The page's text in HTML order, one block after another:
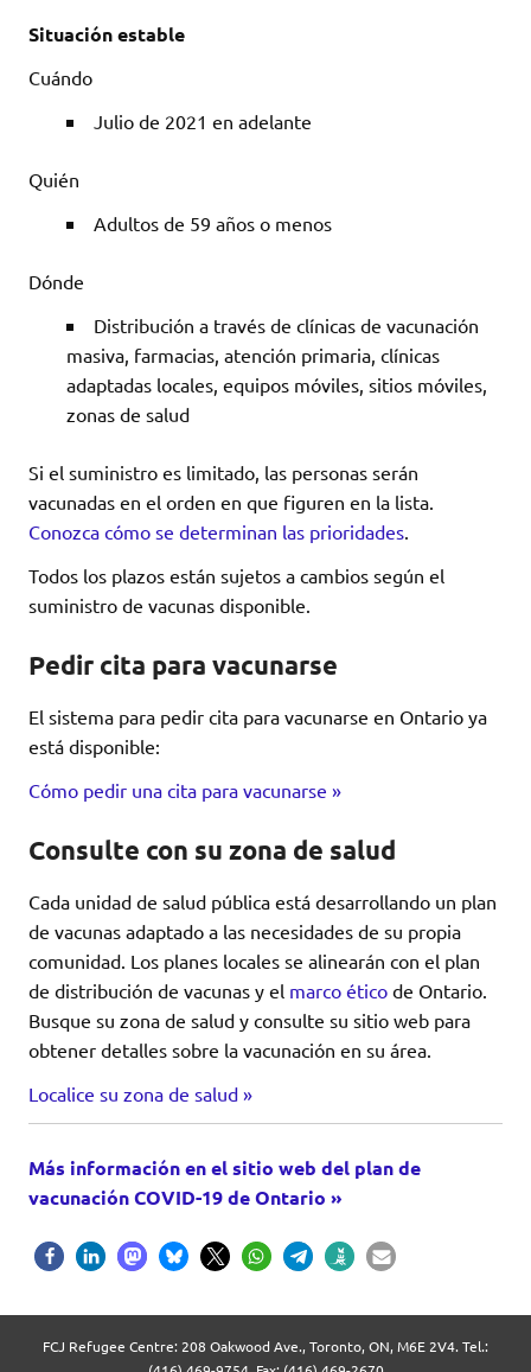
Situación estable
Cuándo
Julio de 2021 en adelante
Quién
Adultos de 59 años o menos
Dónde
Distribución a través de clínicas de vacunación
masiva, farmacias, atención primaria, clínicas
adaptadas locales, equipos móviles, sitios móviles,
zonas de salud
Si el suministro es limitado, las personas serán
vacunadas en el orden en que figuren en la lista.
Conozca cómo se determinan las prioridades
Todos los plazos están sujetos a cambios según el
suministro de vacunas disponible.
Pedir cita para vacunarse
El sistema para pedir cita para vacunarse en Ontario ya
está disponible:
Cómo pedir una cita para vacunarse »
Consulte con su zona de salud
Cada unidad de salud pública está desarrollando un plan
de vacunas adaptado a las necesidades de su propia
comunidad. Los planes locales se alinearán con el plan
de distribución de vacunas y el marco ético de Ontario.
Busque su zona de salud y consulte su sitio web para
obtener detalles sobre la vacunación en su área.
Localice su zona de salud »
Más información en el sitio web del plan de
vacunación COVID-19 de Ontario »